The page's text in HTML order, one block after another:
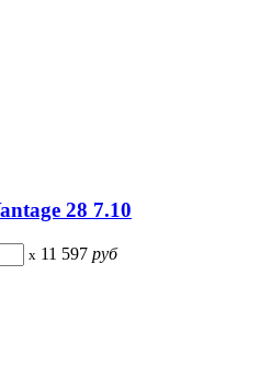
28 7.10
x 11 597 руб